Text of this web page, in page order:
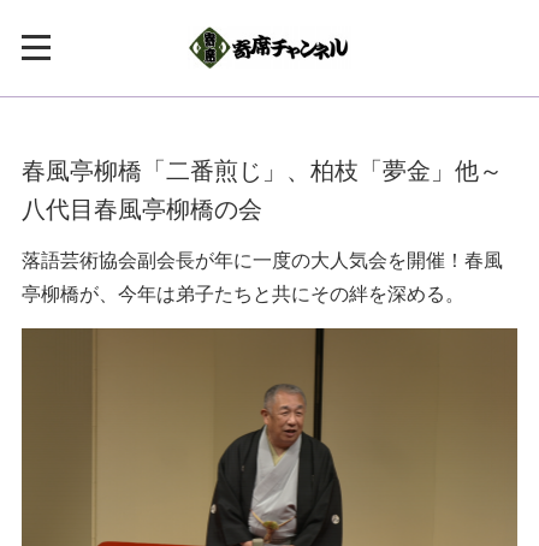
春風亭柳橋「二番煎じ」、柏枝「夢金」他～
八代目春風亭柳橋の会
落語芸術協会副会長が年に一度の大人気会を開催！春風
亭柳橋が、今年は弟子たちと共にその絆を深める。